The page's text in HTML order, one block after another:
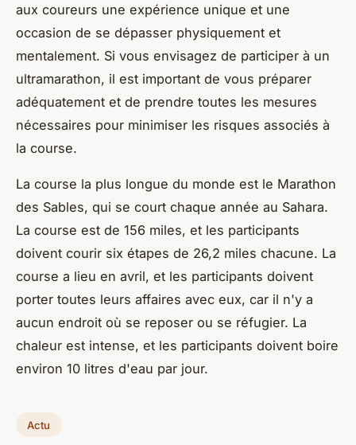
aux coureurs une expérience unique et une
occasion de se dépasser physiquement et
mentalement. Si vous envisagez de participer à un
ultramarathon, il est important de vous préparer
adéquatement et de prendre toutes les mesures
nécessaires pour minimiser les risques associés à
la course.
La course la plus longue du monde est le Marathon
des Sables, qui se court chaque année au Sahara.
La course est de 156 miles, et les participants
doivent courir six étapes de 26,2 miles chacune. La
course a lieu en avril, et les participants doivent
porter toutes leurs affaires avec eux, car il n'y a
aucun endroit où se reposer ou se réfugier. La
chaleur est intense, et les participants doivent boire
environ 10 litres d'eau par jour.
Actu